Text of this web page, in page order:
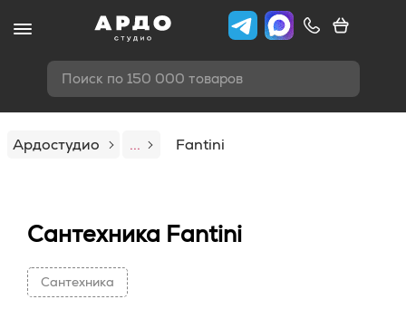
Поиск по 150 000 товаров
Ардостудио ... Fantini
Сантехника Fantini
Сантехника